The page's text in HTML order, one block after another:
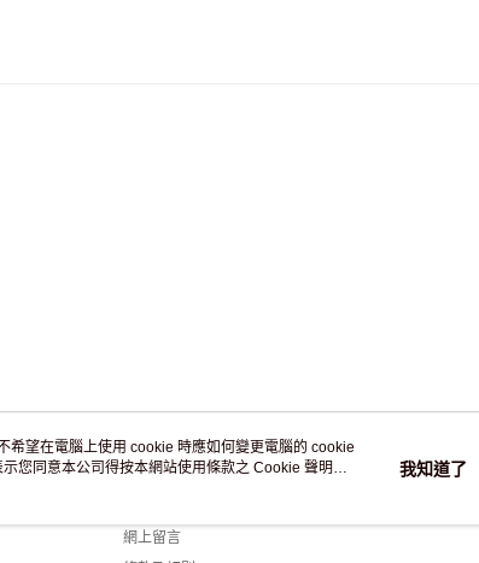
客戶服務
網上留言
望在電腦上使用 cookie 時應如何變更電腦的 cookie
您同意本公司得按本網站使用條款之 Cookie 聲明使
我知道了